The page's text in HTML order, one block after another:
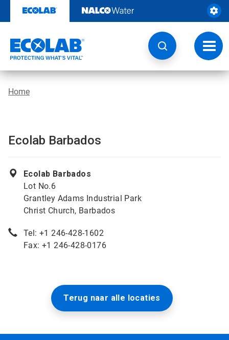
content
Home
Ecolab Barbados
Ecolab Barbados
Lot No.6
Grantley Adams Industrial Park
Christ Church, Barbados
Tel: +1 246-428-1602
Fax: +1 246-428-0176
Terug naar alle locaties